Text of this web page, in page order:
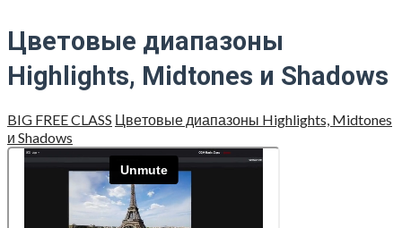
Цветовые диапазоны
Highlights, Midtones и Shadows
BIG FREE CLASS Цве­то­вые диа­па­зо­ны Highlights, Midtones
и Shadows